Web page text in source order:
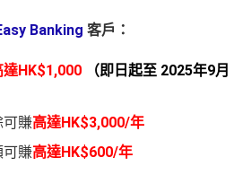
Banking 客戶：
達HK$1,000
（即日起至 2025年9月
可賺高達HK$3,000/年
可賺高達HK$600/年